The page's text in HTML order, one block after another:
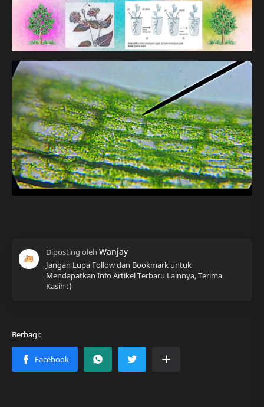
Jangan Lupa Follow dan Bookmark untuk
Mendapatkan Info Artikel Terbaru Lainnya, Terima
Kasih :)